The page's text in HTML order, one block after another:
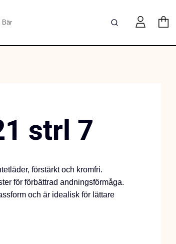
Bär
strl 7
förstärkt och kromfri.
för förbättrad andningsförmåga.
och är idealisk för lättare